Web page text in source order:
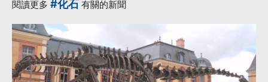
閱讀更多 #化石 有關的新聞